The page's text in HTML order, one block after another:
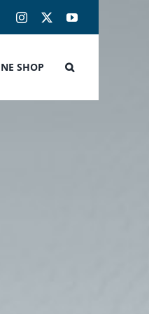
FacebookInstagram YouTube
SHOP